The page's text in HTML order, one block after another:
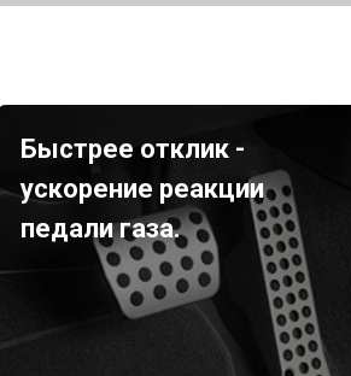
Быстрее отклик -
ускорение реакции
педали газа.